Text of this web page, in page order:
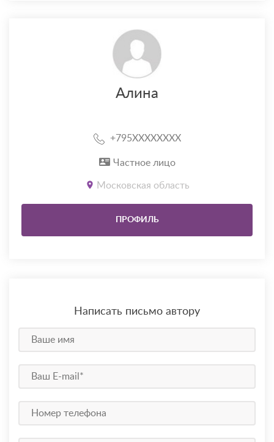
Алина
+795XXXXXXXX
Частное лицо
Московская область
ПРОФИЛЬ
Написать письмо автору